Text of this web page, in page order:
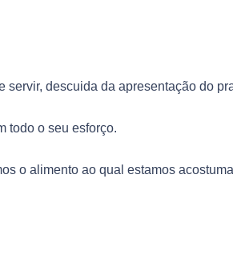
servir, descuida da apresentação do
todo o seu esforço.
o alimento ao qual estamos